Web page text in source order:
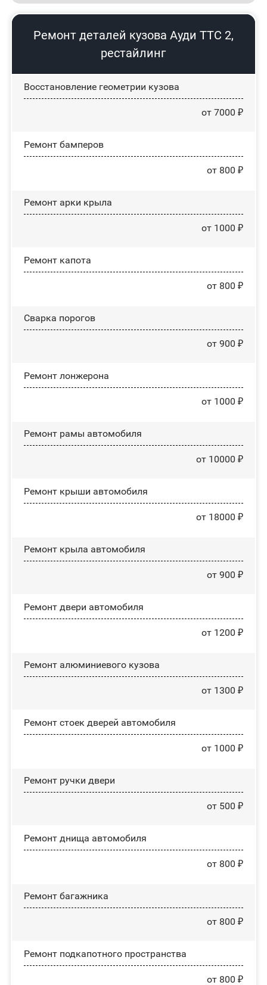
Ремонт деталей кузова Ауди ТТС 2,
рестайлинг
Восстановление геометрии кузова
от 7000 ₽
Ремонт бамперов
от 800 ₽
Ремонт арки крыла
от 1000 ₽
Ремонт капота
от 800 ₽
Сварка порогов
от 900 ₽
Ремонт лонжерона
от 1000 ₽
Ремонт рамы автомобиля
от 10000 ₽
Ремонт крыши автомобиля
от 18000 ₽
Ремонт крыла автомобиля
от 900 ₽
Ремонт двери автомобиля
от 1200 ₽
Ремонт алюминиевого кузова
от 1300 ₽
Ремонт стоек дверей автомобиля
от 1000 ₽
Ремонт ручки двери
от 500 ₽
Ремонт днища автомобиля
от 800 ₽
Ремонт багажника
от 800 ₽
Ремонт подкапотного пространства
от 800 ₽